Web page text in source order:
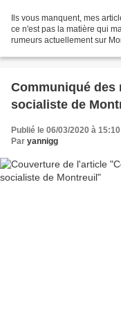
Ils vous manquent, mes
ce n'est pas la matière qui
rumeurs actuellement sur
Communiqué des
socialiste de
Publié le 06/03/2020 à 15:10
Par yannigg